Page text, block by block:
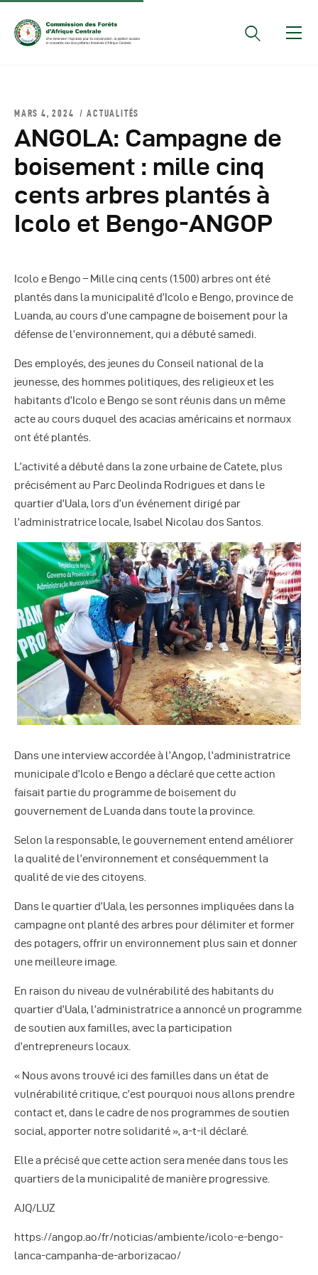
Conseils Des Ministres
Comptes Rendus De
Réunions Sous-
Régionales
Rapports
Publications
Réunions Réseaux
CEFDHAC
Autres Publications
MARS 4, 2024 ACTUALITÉS
ANGOLA: Campagne de
boisement : mille cinq
cents arbres plantés à
Icolo et Bengo-ANGOP
Icolo e Bengo – Mille cinq cents (1.500) arbres ont été
plantés dans la municipalité d’Icolo e Bengo, province de
Luanda, au cours d’une campagne de boisement pour la
défense de l’environnement, qui a débuté samedi.
Des employés, des jeunes du Conseil national de la
jeunesse, des hommes politiques, des religieux et les
habitants d’Icolo e Bengo se sont réunis dans un même
acte au cours duquel des acacias américains et normaux
ont été plantés.
L’activité a débuté dans la zone urbaine de Catete, plus
précisément au Parc Deolinda Rodrigues et dans le
quartier d’Uala, lors d’un événement dirigé par
l’administratrice locale, Isabel Nicolau dos Santos.
Dans une interview accordée à l’Angop, l’administratrice
municipale d’Icolo e Bengo a déclaré que cette action
faisait partie du programme de boisement du
gouvernement de Luanda dans toute la province.
Selon la responsable, le gouvernement entend améliorer
la qualité de l’environnement et conséquemment la
qualité de vie des citoyens.
Dans le quartier d’Uala, les personnes impliquées dans la
campagne ont planté des arbres pour délimiter et former
des potagers, offrir un environnement plus sain et donner
une meilleure image.
En raison du niveau de vulnérabilité des habitants du
quartier d’Uala, l’administratrice a annoncé un programme
de soutien aux familles, avec la participation
d’entrepreneurs locaux.
« Nous avons trouvé ici des familles dans un état de
vulnérabilité critique, c’est pourquoi nous allons prendre
contact et, dans le cadre de nos programmes de soutien
social, apporter notre solidarité », a-t-il déclaré.
Elle a précisé que cette action sera menée dans tous les
quartiers de la municipalité de manière progressive.
AJQ/LUZ
https://angop.ao/fr/noticias/ambiente/icolo-e-bengo-
lanca-campanha-de-arborizacao/